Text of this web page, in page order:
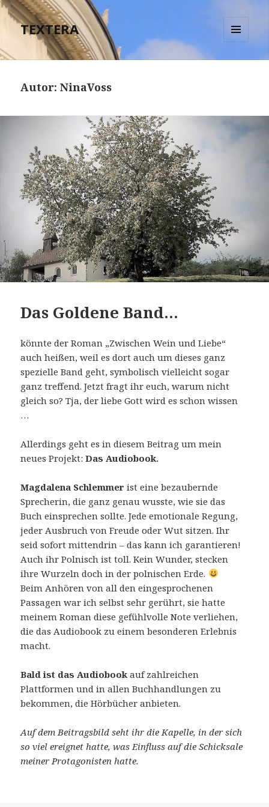
TEXTERA
Autor:NinaVoss
Das Goldene Band…
könnte der Roman „Zwischen Wein und Liebe“
auch heißen, weil es dort auch um dieses ganz
spezielle Band geht, symbolisch vielleicht sogar
ganz treffend. Jetzt fragt ihr euch, warum nicht
gleich so? Tja, der liebe Gott wird es schon wissen
…
Allerdings geht es in diesem Beitrag um mein
neues Projekt:Das Audiobook.
Magdalena Schlemmerist eine bezaubernde
Sprecherin, die ganz genau wusste, wie sie das
Buch einsprechen sollte. Jede emotionale Regung,
jeder Ausbruch von Freude oder Wut sitzen. Ihr
seid sofort mittendrin – das kann ich garantieren!
Auch ihr Polnisch ist toll. Kein Wunder, stecken
ihre Wurzeln doch in der polnischen Erde.
Beim Anhören von all den eingesprochenen
Passagen war ich selbst sehr gerührt, sie hatte
meinem Roman diese gefühlvolle Note verliehen,
die das Audiobook zu einem besonderen Erlebnis
macht.
Bald ist das Audiobook auf zahlreichen
Plattformen und in allen Buchhandlungen zu
bekommen, die Hörbücher anbieten.
Auf dem Beitragsbild seht ihr die Kapelle, in der sich
so viel ereignet hatte, was Einfluss auf die Schicksale
meiner Protagonisten hatte.